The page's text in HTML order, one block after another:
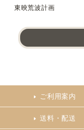
東映荒波計画
ご利用案内
送料・配送